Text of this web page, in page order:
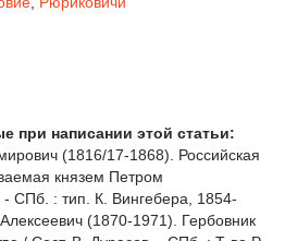
при написании этой статьи:
(1816/17-1868). Российская
князем Петром
СПб. : тип. К. Вингебера, 1854-
(1870-1971). Гербовник